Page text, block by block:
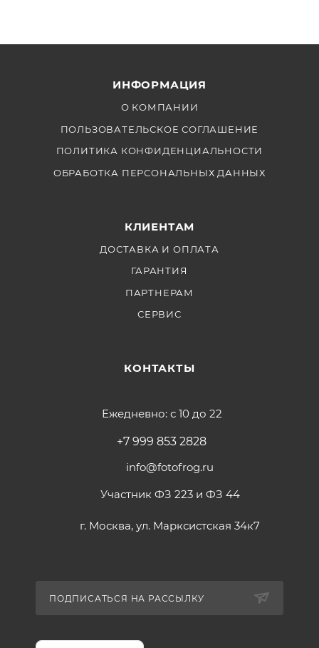
ИНФОРМАЦИЯ
О КОМПАНИИ
ПОЛЬЗОВАТЕЛЬСКОЕ СОГЛАШЕНИЕ
ПОЛИТИКА КОНФИДЕНЦИАЛЬНОСТИ
ОБРАБОТКА ПЕРСОНАЛЬНЫХ ДАННЫХ
КЛИЕНТАМ
ДОСТАВКА И ОПЛАТА
ГАРАНТИЯ
ПАРТНЕРАМ
СЕРВИС
КОНТАКТЫ
Ежедневно: с 10 до 22
+7 999 853 2828
info@fotofrog.ru
Участник ФЗ 223 и ФЗ 44
г. Москва, ул. Марксистская 34к7
ПОДПИСАТЬСЯ НА РАССЫЛКУ